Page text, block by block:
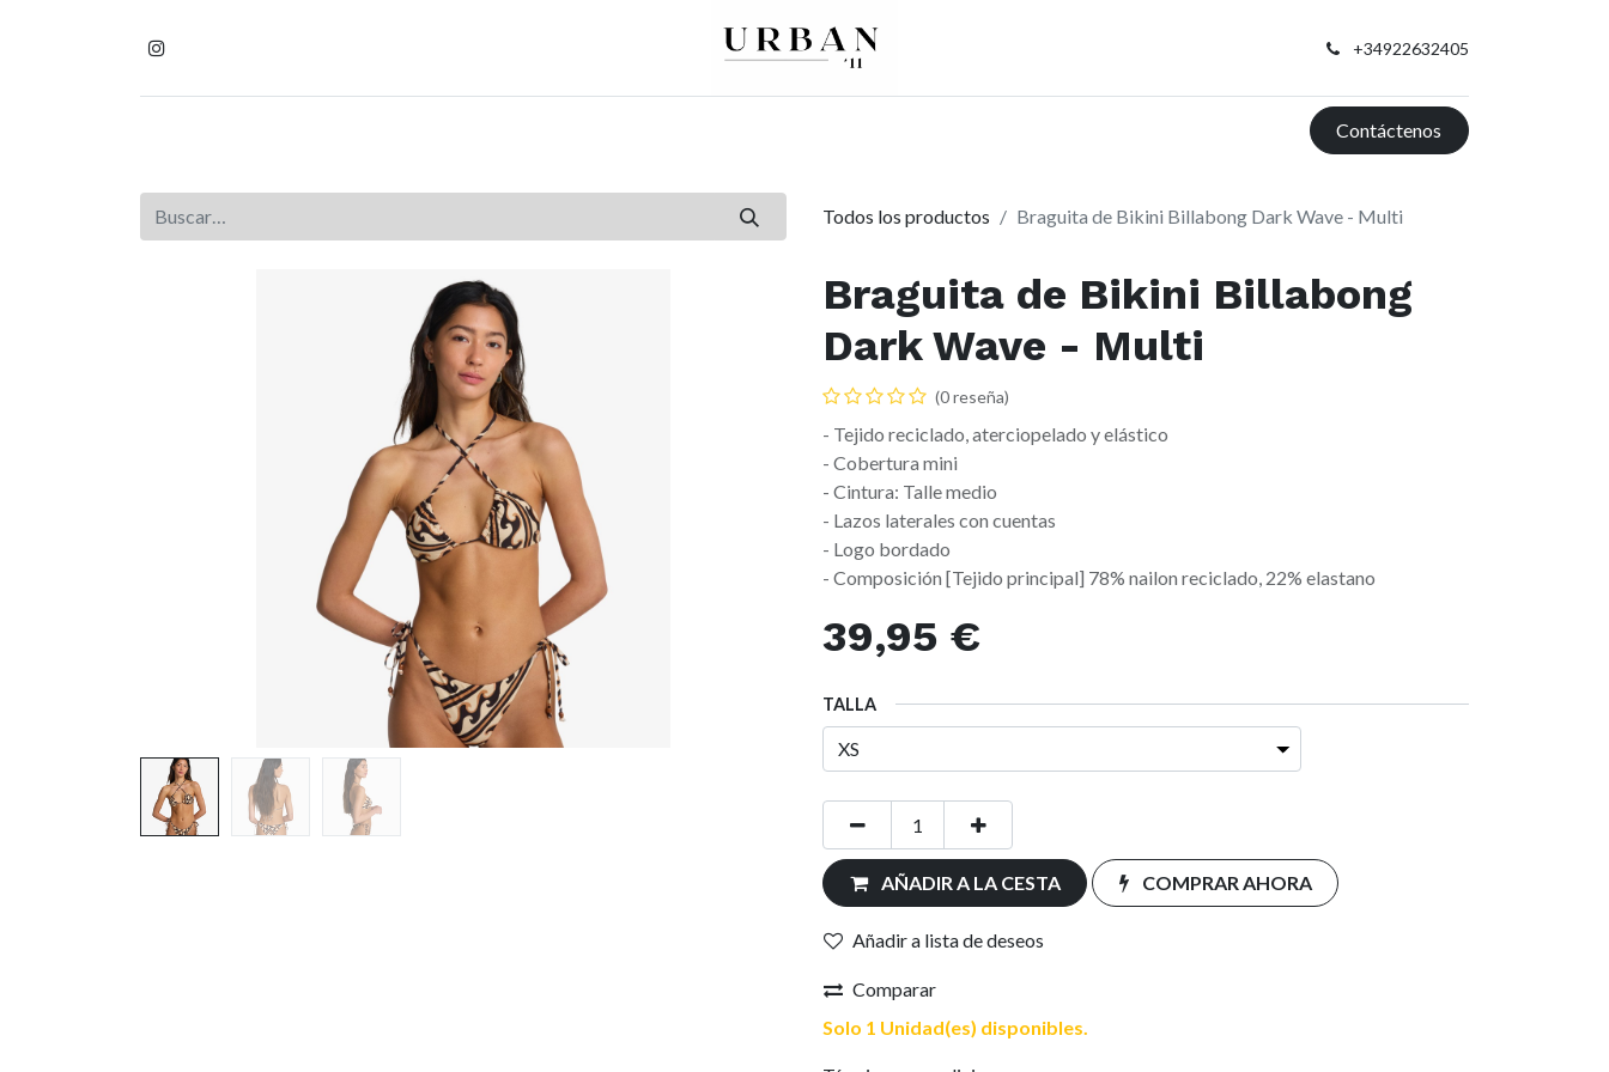
+34922632405
Contáctenos
Todos los productos Braguita de Bikini Billabong Dark Wave - Multi
Braguita de Bikini Billabong
Dark Wave - Multi
(0 reseña)
- Tejido reciclado, aterciopelado y elástico
- Cobertura mini
- Cintura: Talle medio
- Lazos laterales con cuentas
- Logo bordado
- Composición [Tejido principal] 78% nailon reciclado, 22% elastano
39,95 €
TALLA
AÑADIR A LA CESTA COMPRAR AHORA
Añadir a lista de deseos
Comparar
Solo 1 Unidad(es) disponibles.